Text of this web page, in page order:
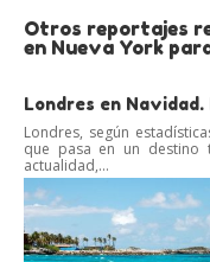
Otros reportajes
en Nueva York
Londres en
Londres, según
que pasa en un destino
actualidad,...